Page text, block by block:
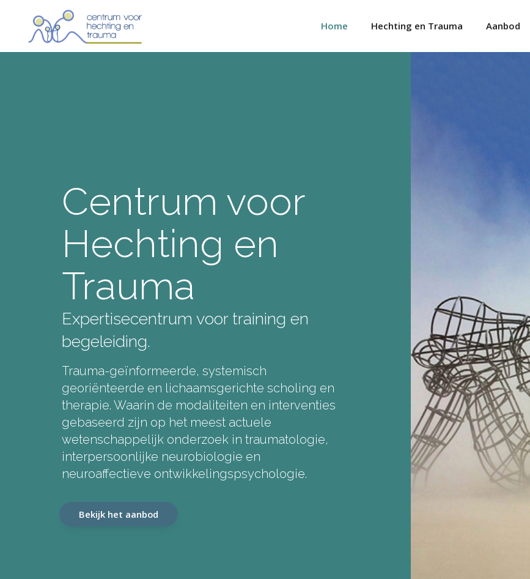
Home Hechting en Trauma Aanbod
Centrum voor
Hechting en
Trauma
Expertisecentrum voor training en
begeleiding.
Trauma-geïnformeerde, systemisch
georiënteerde en lichaamsgerichte scholing en
therapie. Waarin de modaliteiten en interventies
gebaseerd zijn op het meest actuele
wetenschappelijk onderzoek in traumatologie,
interpersoonlijke neurobiologie en
neuroaffectieve ontwikkelingspsychologie.
Bekijk het aanbod